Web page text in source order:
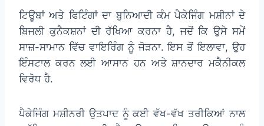
ਟਿਊਬਾਂ ਅਤੇ ਫਿਟਿੰਗਾਂ ਦਾ ਬੁਨਿਆਦੀ ਕੰਮ ਪੈਕੇਜਿੰਗ ਮਸ਼ੀਨਾਂ ਦੇ
ਬਿਜਲੀ ਕੁਨੈਕਸ਼ਨਾਂ ਦੀ ਰੱਖਿਆ ਕਰਨਾ ਹੈ, ਜਦੋਂ ਕਿ ਉਸੇ ਸਮੇਂ
ਸਾਜ਼-ਸਾਮਾਨ ਵਿੱਚ ਵਾਇਰਿੰਗ ਨੂੰ ਜੋੜਨਾ. ਇਸ ਤੋਂ ਇਲਾਵਾ, ਉਹ
ਇੰਸਟਾਲ ਕਰਨ ਲਈ ਆਸਾਨ ਹਨ ਅਤੇ ਸ਼ਾਨਦਾਰ ਮਕੈਨੀਕਲ
ਵਿਰੋਧ ਹੈ.
ਪੈਕੇਜਿੰਗ ਮਸ਼ੀਨਰੀ ਉਤਪਾਦ ਨੂੰ ਕਈ ਵੱਖ-ਵੱਖ ਤਰੀਕਿਆਂ ਨਾਲ